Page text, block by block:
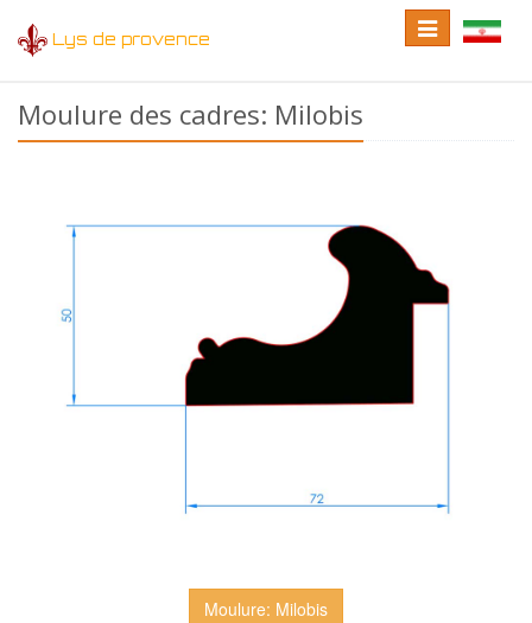
Lys de provence
Toggle
Toggle
navigation
Moulure des cadres: Milobis
Moulure: Milobis